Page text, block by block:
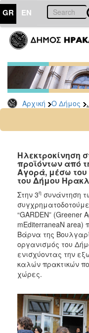
GR EN
Αρχική Ο Δήμος
ΔΗΜΟΣ
Δελτία
Τύπου
Αρχείο
2026
2024
2022
2021
2020
2019
2018
2017
2016
2015
2012
2011
2010
Ηλεκτροκίνηση
προϊόντων από
Αγορά, μέσω
του Δήμου
Στην 3η συνάντηση
“GARDEN” (Greener
mEditerraneaN area)
Βάρνα της
οργανισμός του
ενισχύοντας την
καλών πρακτικών
χώρες.